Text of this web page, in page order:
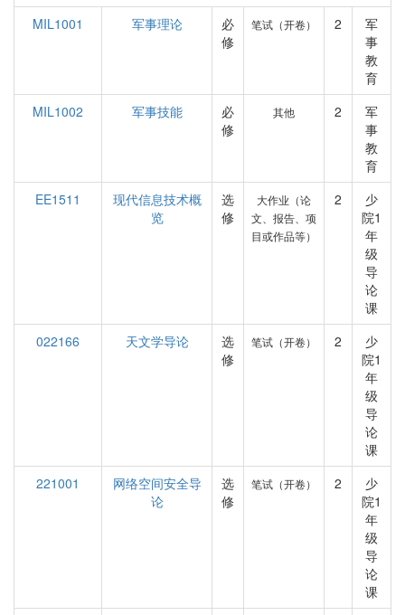
MIL1001 军事理论
必
修
笔试（开卷） 2
军
事
教
育
MIL1002
军事技能
必
修
其他 2
军
事
教
育
EE1511
现代信息技术概
览
选
修
大作业（论
文、报告、项
目或作品等）
2
少
院1
年
级
导
论
课
022166
天文学导论
选
修
笔试（开卷） 2
少
院1
年
级
导
论
课
221001
网络空间安全导
论
选
修
笔试（开卷） 2
少
院1
年
级
导
论
课